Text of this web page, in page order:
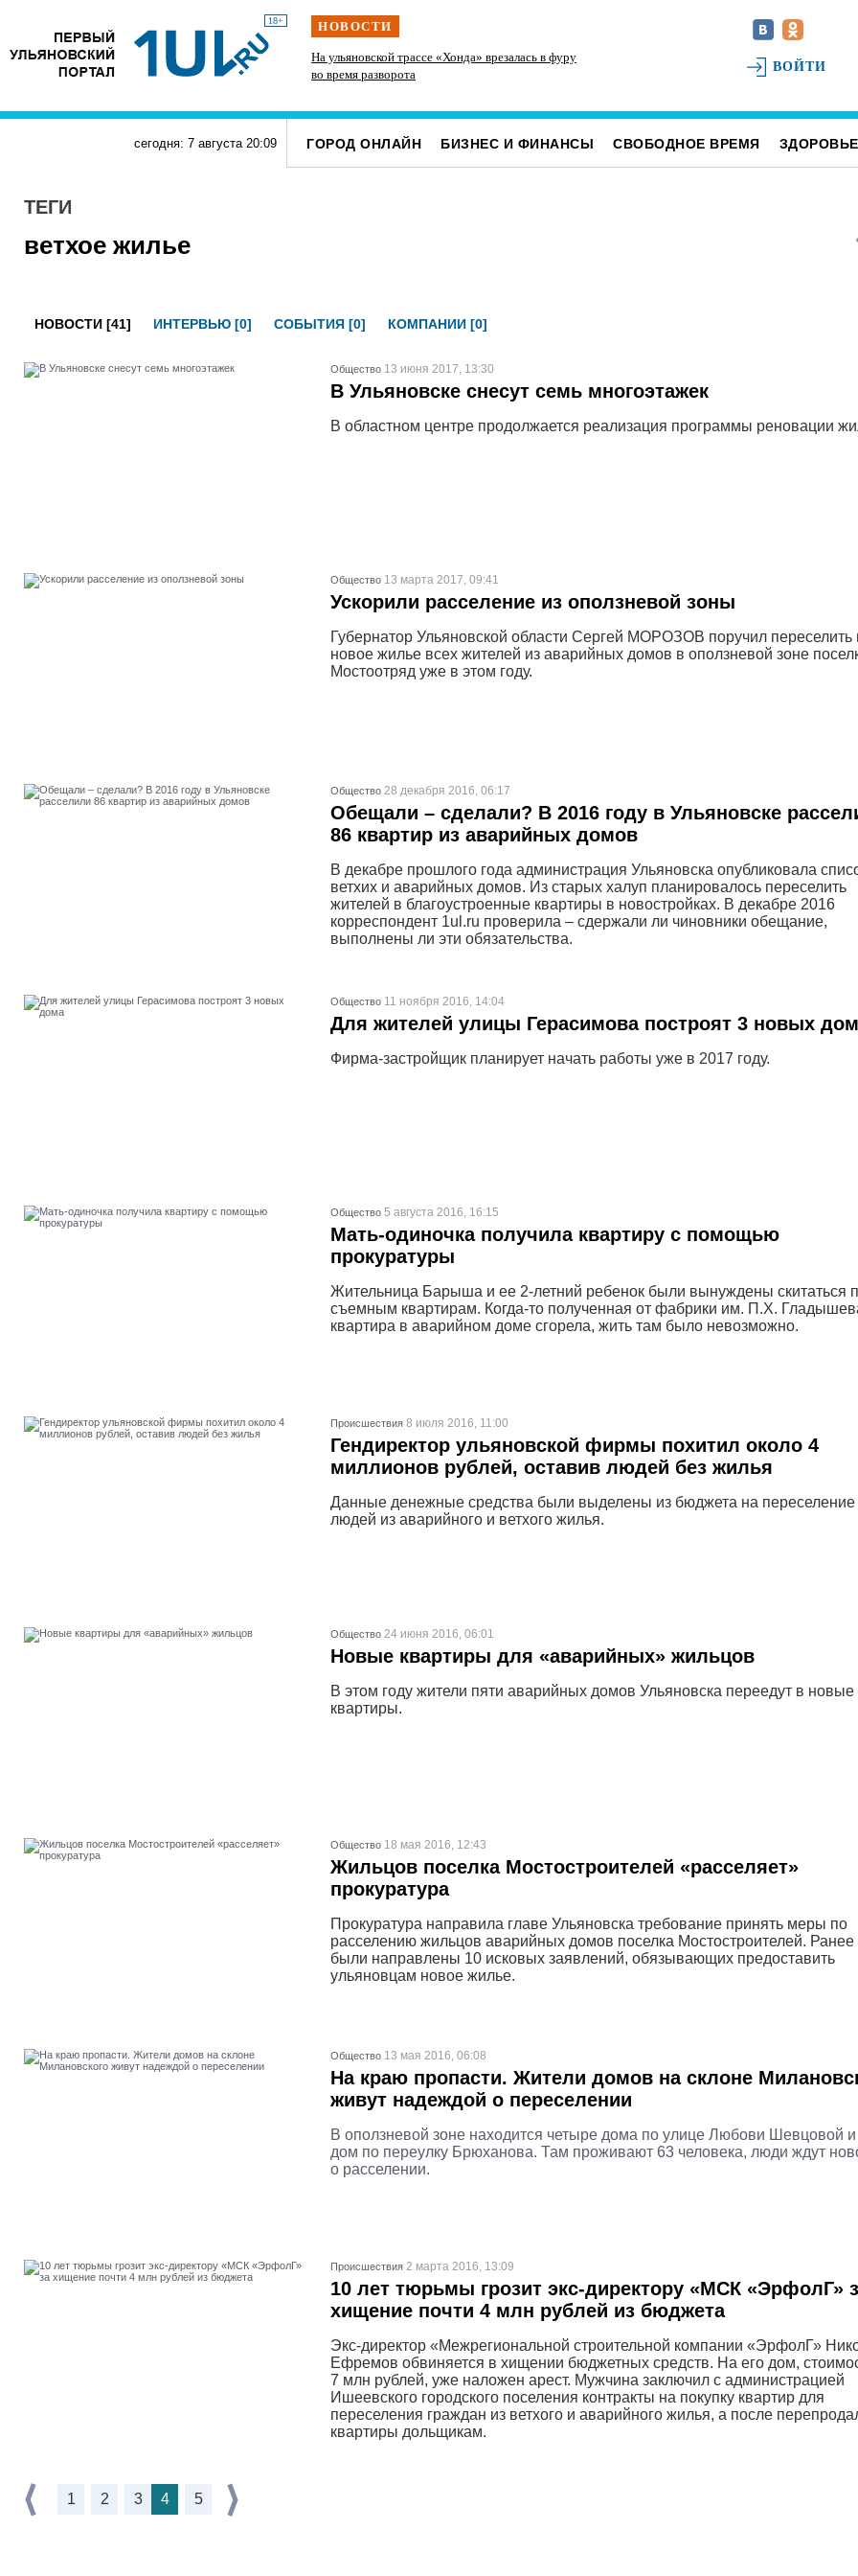
18+ НОВОСТИ
Подросток на питбайке сшиб двух 15-летних
велосипедисток в Павловке
На ульяновской трассе «Хонда» врезалась в фуру
во время разворота
Инзенцы простятся с земляком, погибшим на
ВОЙТИ
сегодня: 7 августа 20:09 ГОРОД ОНЛАЙН БИЗНЕС И ФИНАНСЫ СВОБОДНОЕ ВРЕМЯ ЗДОРОВЬЕ
ТЕГИ
ветхое жилье
НОВОСТИ [41] ИНТЕРВЬЮ [0] СОБЫТИЯ [0] КОМПАНИИ [0]
Общество 13 июня 2017, 13:30
В Ульяновске снесут семь многоэтажек
В областном центре продолжается реализация программы реновации
Общество 13 марта 2017, 09:41
Ускорили расселение из оползневой зоны
Губернатор Ульяновской области Сергей МОРОЗОВ поручил переселить
новое жилье всех жителей из аварийных домов в оползневой зоне
Мостоотряд уже в этом году.
Общество 28 декабря 2016, 06:17
Обещали – сделали? В 2016 году в Ульяновске
86 квартир из аварийных домов
В декабре прошлого года администрация Ульяновска опубликовала
ветхих и аварийных домов. Из старых халуп планировалось переселить
жителей в благоустроенные квартиры в новостройках. В декабре 2016
корреспондент 1ul.ru проверила – сдержали ли чиновники обещание,
выполнены ли эти обязательства.
Общество 11 ноября 2016, 14:04
Для жителей улицы Герасимова построят 3 новых
Фирма-застройщик планирует начать работы уже в 2017 году.
Общество 5 августа 2016, 16:15
Мать-одиночка получила квартиру с помощью
прокуратуры
Жительница Барыша и ее 2-летний ребенок были вынуждены скитаться
съемным квартирам. Когда-то полученная от фабрики им. П.Х.
квартира в аварийном доме сгорела, жить там было невозможно.
Проиcшествия 8 июля 2016, 11:00
Гендиректор ульяновской фирмы похитил около 4
миллионов рублей, оставив людей без жилья
Данные денежные средства были выделены из бюджета на переселение
людей из аварийного и ветхого жилья.
Общество 24 июня 2016, 06:01
Новые квартиры для «аварийных» жильцов
В этом году жители пяти аварийных домов Ульяновска переедут в новые
квартиры.
Общество 18 мая 2016, 12:43
Жильцов поселка Мостостроителей «расселяет»
прокуратура
Прокуратура направила главе Ульяновска требование принять меры по
расселению жильцов аварийных домов поселка Мостостроителей. Ранее
были направлены 10 исковых заявлений, обязывающих предоставить
ульяновцам новое жилье.
Общество 13 мая 2016, 06:08
На краю пропасти. Жители домов на склоне
живут надеждой о переселении
В оползневой зоне находится четыре дома по улице Любови Шевцовой
дом по переулку Брюханова. Там проживают 63 человека, люди ждут
о расселении.
Проиcшествия 2 марта 2016, 13:09
10 лет тюрьмы грозит экс-директору «МСК «ЭрфолГ»
хищение почти 4 млн рублей из бюджета
Экс-директор «Межрегиональной строительной компании «ЭрфолГ»
Ефремов обвиняется в хищении бюджетных средств. На его дом,
7 млн рублей, уже наложен арест. Мужчина заключил с администрацией
Ишеевского городского поселения контракты на покупку квартир для
переселения граждан из ветхого и аварийного жилья, а после
квартиры дольщикам.
1 2 3 4 5